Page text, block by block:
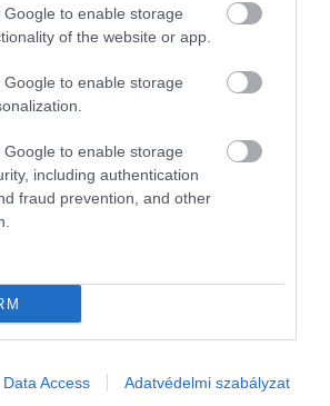
Google to enable storage
of the website or app.
Google to enable storage
Google to enable storage
including authentication
fraud prevention, and other
Data Access Adatvédelmi szabályzat
olyan titkok húzódnak,
hallhattunk: két elhagyott
a Correos és a Gaudí most
kezdeményezést a
vállalat indította el a
jubileuma…
ingyenesen
meg Barcelona…